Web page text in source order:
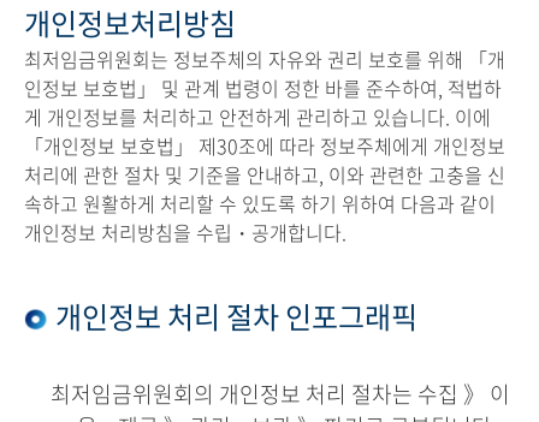
개인정보처리방침
최저임금위원회는 정보주체의 자유와 권리 보호를 위해 「개
인정보 보호법」 및 관계 법령이 정한 바를 준수하여, 적법하
게 개인정보를 처리하고 안전하게 관리하고 있습니다. 이에
「개인정보 보호법」 제30조에 따라 정보주체에게 개인정보
처리에 관한 절차 및 기준을 안내하고, 이와 관련한 고충을 신
속하고 원활하게 처리할 수 있도록 하기 위하여 다음과 같이
개인정보 처리방침을 수립・공개합니다.
개인정보 처리 절차 인포그래픽
최저임금위원회의 개인정보 처리 절차는 수집 》 이